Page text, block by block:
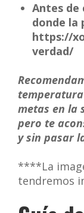
Antes de
donde la
https://
verdad/
metas en la
pero te
y sin pasar
****La
tendremos